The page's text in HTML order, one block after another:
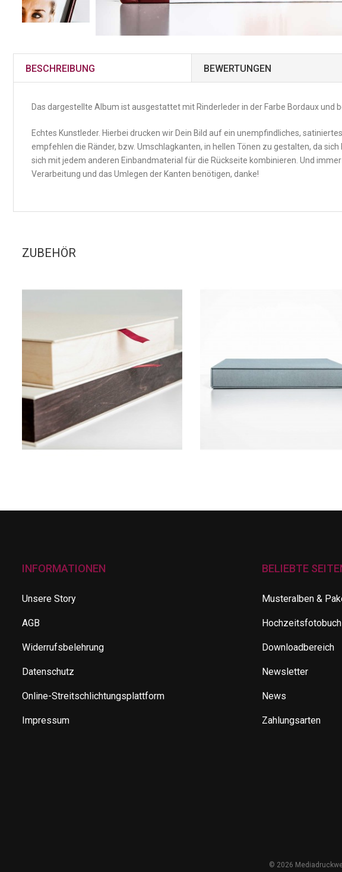
BESCHREIBUNG BEWERTUNGEN
Das dargestellte Album ist ausgestattet mit Rinderleder in der Farbe Bordaux und
Echtes Kunstleder. Hierbei drucken wir Dein Bild auf ein unempfindliches,
empfehlen die Ränder, bzw. Umschlagkanten, in hellen Tönen zu gestalten, da
sich mit jedem anderen Einbandmaterial für die Rückseite kombinieren. Und
Verarbeitung und das Umlegen der Kanten benötigen, danke!
ZUBEHÖR
INFORMATIONEN
Unsere Story
AGB
Widerrufsbelehrung
Datenschutz
Online-Streitschlichtungsplattform
Impressum
BELIEBTE
Musteralben &
Hochzeitsfotobuch
Downloadbereich
Newsletter
News
Zahlungsarten
© 2026